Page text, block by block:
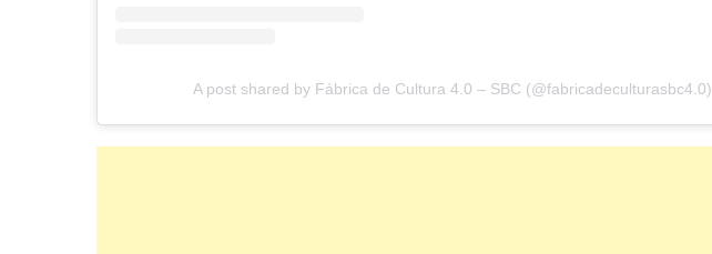
A post shared by Fábrica de Cultura 4.0 – SBC (@fabricadeculturasbc4.0)